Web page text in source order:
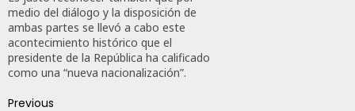
medio del diálogo y la disposición de
ambas partes se llevó a cabo este
acontecimiento histórico que el
presidente de la República ha calificado
como una “nueva nacionalización”.
Previous